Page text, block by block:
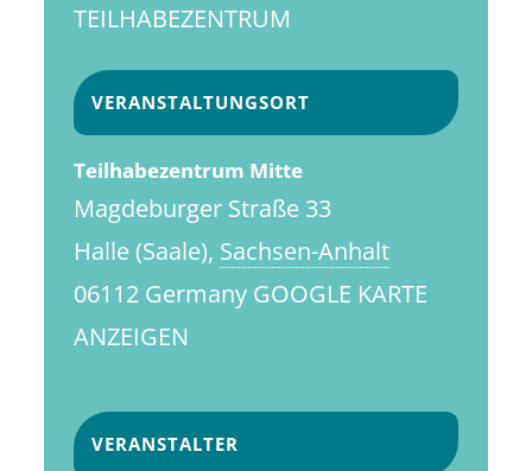
TEILHABEZENTRUM
VERANSTALTUNGSORT
Teilhabezentrum Mitte
Magdeburger Straße 33
Halle (Saale), Sachsen-Anhalt
06112 Germany GOOGLE KARTE
ANZEIGEN
VERANSTALTER